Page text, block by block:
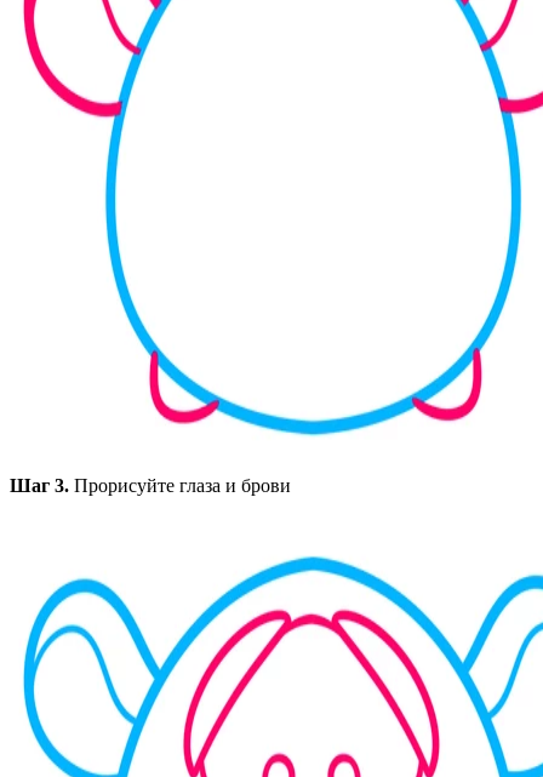
Шаг 3. Прорисуйте глаза и брови